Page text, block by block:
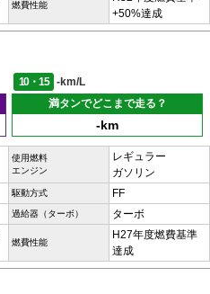
燃費性能
+50%達成
10・15
-km/L
満タンでどこまで走る？
-km
使用燃料
エンジン
レギュラー
ガソリン
駆動方式 FF
過給器（ターボ） ターボ
燃費性能
H27年度燃費基準
達成